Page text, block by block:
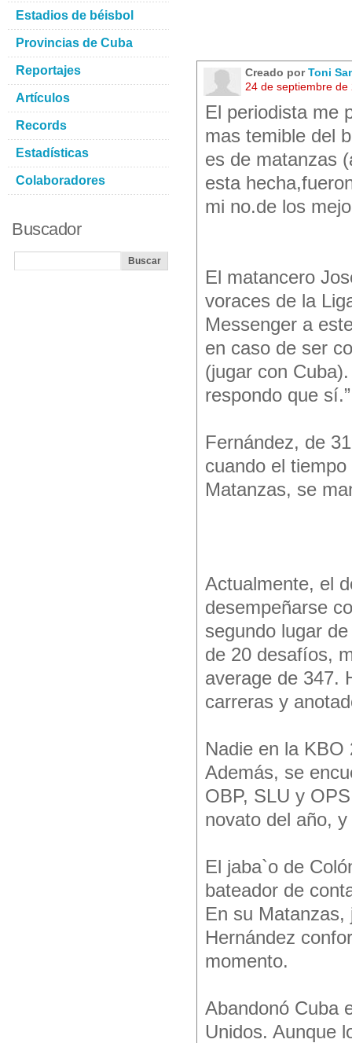
Creado porToni
24 de septiembre
El periodista me
mas temible del
es de matanzas
esta
mi no.de los
El matancero
voraces de la
Messenger a
en caso de ser
(jugar con
respondo que sí.”
Fernández, de
cuando el
Matanzas, se
Actualmente, el
desempeñarse
segundo lugar
de 20 desafíos,
average de 347.
carreras y
Nadie en la
Además, se
OBP, SLU y
novato del año,
El jaba`o de
bateador de
En su Matanzas,
Hernández
momento.
Abandonó Cuba
Unidos. Aunque
Estadios de béisbol
Provincias de Cuba
Reportajes
Artículos
Records
Estadísticas
Colaboradores
Buscador